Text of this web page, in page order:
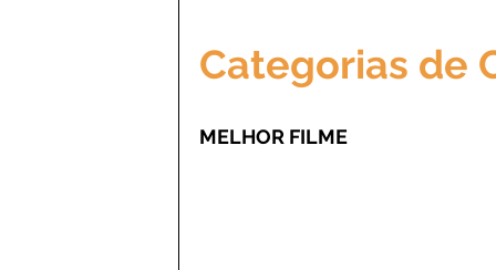
Categorias de
MELHOR FILME